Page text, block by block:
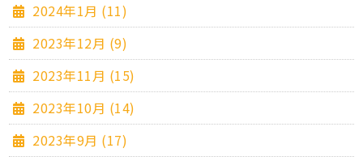
2024年1月 (11)
2023年12月 (9)
2023年11月 (15)
2023年10月 (14)
2023年9月 (17)